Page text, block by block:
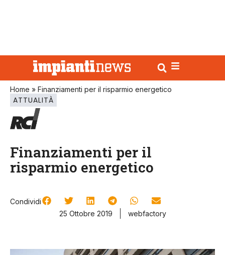
Home » Finanziamenti per il risparmio energetico
ATTUALITÀ
Finanziamenti per il
risparmio energetico
Condividi
25 Ottobre 2019
webfactory